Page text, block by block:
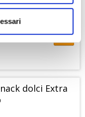
12,61 €
dolci Extra